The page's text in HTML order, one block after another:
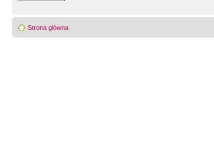
Strona główna